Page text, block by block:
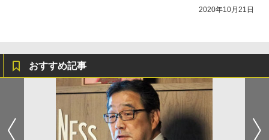
2020年10月21日
おすすめ記事